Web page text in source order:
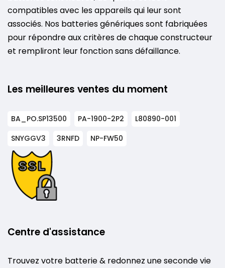
compatibles avec les appareils qui leur sont
associés. Nos batteries génériques sont fabriquées
pour répondre aux critères de chaque constructeur
et rempliront leur fonction sans défaillance.
Les meilleures ventes du moment
BA_PO.SP13500 PA-1900-2P2
L80890-001
SNYGGV3
3RNFD NP-FW50
Centre d'assistance
Trouvez votre batterie & redonnez une seconde vie